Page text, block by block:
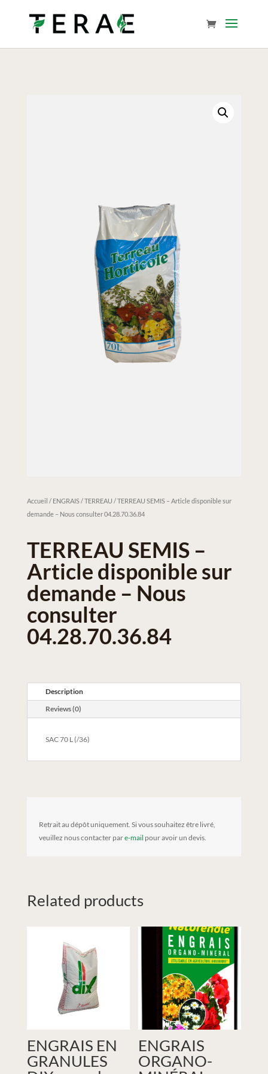
Accueil / ENGRAIS / TERREAU / TERREAU SEMIS – Article disponible sur
demande – Nous consulter 04.28.70.36.84
TERREAU SEMIS –
Article disponible sur
demande – Nous
consulter
04.28.70.36.84
Description
Reviews (0)
SAC 70 L (/36)
Retrait au dépôt uniquement. Si vous souhaitez être livré,
veuillez nous contacter pare-mail pour avoir un devis.
Related products
ENGRAIS EN
GRANULES
ENGRAIS
ORGANO-